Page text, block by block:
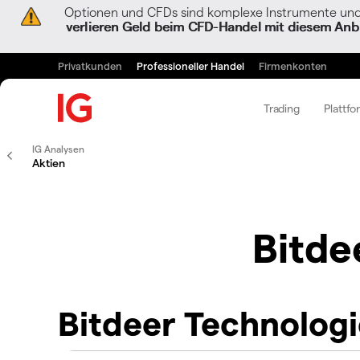
Optionen und CFDs sind komplexe Instrumente
verlieren Geld beim CFD-Handel mit diesem
Privatkunden Professioneller Handel Firmenkonten
Trading
IG Analysen
Aktien
Bitdeer